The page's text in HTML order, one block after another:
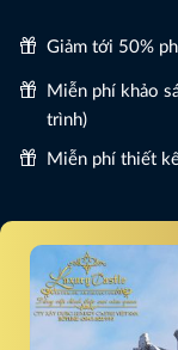
Giảm tới 50%
Miễn phí khảo
trình)
Miễn phí thiết